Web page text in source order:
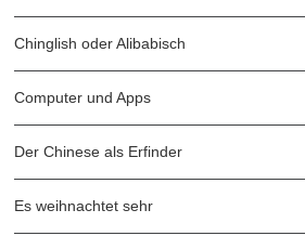
Chinglish oder Alibabisch
Computer und Apps
Der Chinese als Erfinder
Es weihnachtet sehr